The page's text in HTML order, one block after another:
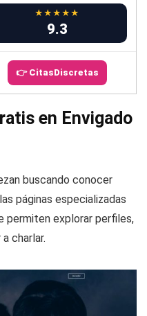
★★★★★
9.3
👉 CitasDiscretas
en Envigado
buscando conocer
páginas especializadas
permiten explorar perfiles,
charlar.